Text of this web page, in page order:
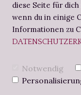
diese Seite für
wenn du in einige
Informationen zu
Notwendig